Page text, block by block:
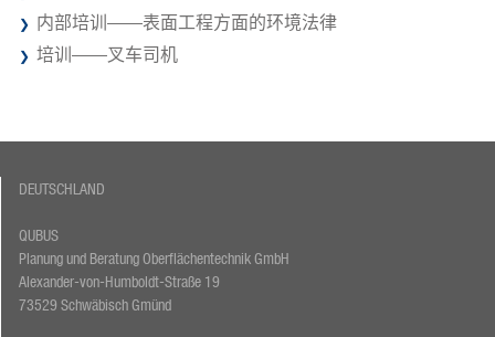
内部培训——表面工程方面的环境法律
培训——叉车司机
DEUTSCHLAND
QUBUS
Planung und Beratung Oberflächentechnik GmbH
Alexander-von-Humboldt-Straße 19
73529 Schwäbisch Gmünd